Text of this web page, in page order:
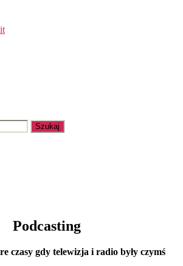
Kategorie
Podcasting
czasy gdy telewizja i radio były czymś